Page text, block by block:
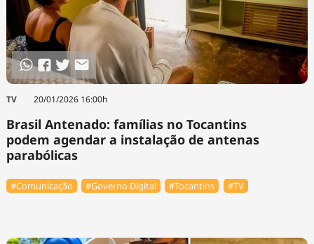
TV 20/01/2026 16:00h
Brasil Antenado: famílias no Tocantins
podem agendar a instalação de antenas
parabólicas
#Comunicação #Governo Digital #Tocantins #TV